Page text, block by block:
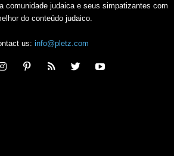
comunidade judaica e seus simpatizantes com
do conteúdo judaico.
us: info@pletz.com